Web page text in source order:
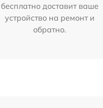
бесплатно доставит ваше
устройство на ремонт и
обратно.